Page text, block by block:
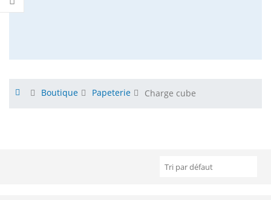
Boutique Papeterie Charge cube